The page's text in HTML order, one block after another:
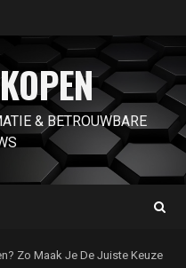
& BETROUWBARE
Zo Maak Je De Juiste Keuze